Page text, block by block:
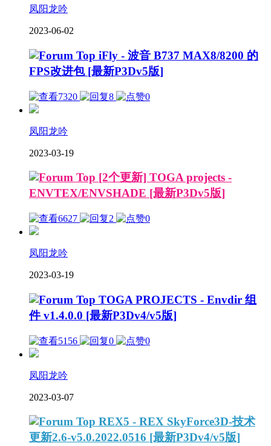
凤阳龙吟
2023-06-02
iFly - 波音 B737 MAX8/8200 的
FPS改进包 [最新P3Dv5版]
7320 8 0
凤阳龙吟
2023-03-19
[2个更新] TOGA projects -
ENVTEX/ENVSHADE [最新P3Dv5版]
6627 2 0
凤阳龙吟
2023-03-19
TOGA PROJECTS - Envdir 组
件 v1.4.0.0 [最新P3Dv4/v5版]
5156 0 0
凤阳龙吟
2023-03-07
REX5 - REX SkyForce3D-技术
更新2.6-v5.0.2022.0516 [最新P3Dv4/v5版]